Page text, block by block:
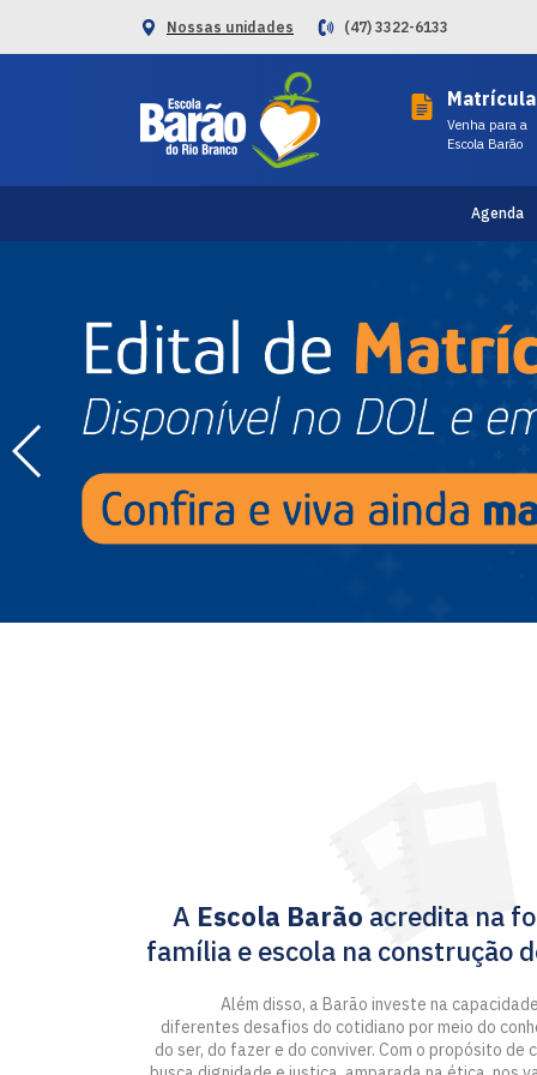
Nossas unidades (47) 3322-6133
Venha para a
Escola Barão
Agenda
A Escola Barão acredita na
família e escola na construção
Além disso, a Barão investe na
diferentes desafios do cotidiano por meio do
do ser, do fazer e do conviver. Com o propósito